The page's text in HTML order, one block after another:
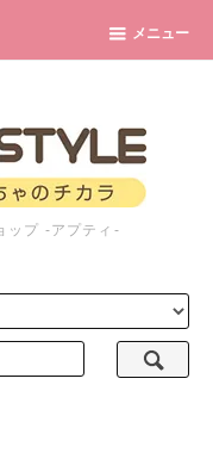
メニュー
ップ -アプティ-